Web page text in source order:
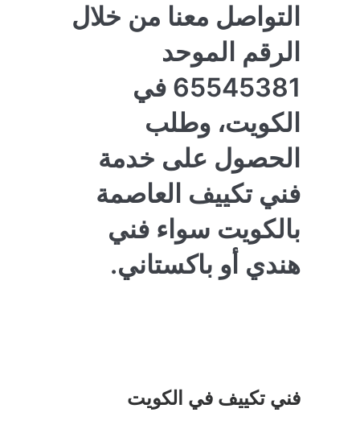
التواصل معنا من خلال
الرقم الموحد
65545381 في
الكويت، وطلب
الحصول على خدمة
فني تكييف العاصمة
بالكويت سواء فني
هندي أو باكستاني.
فني تكييف في الكويت